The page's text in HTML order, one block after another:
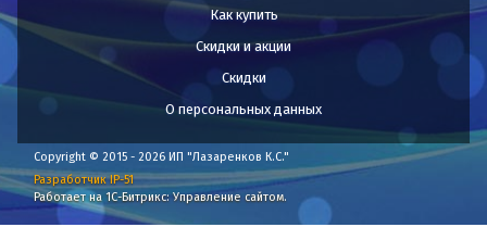
Как купить
Скидки и акции
Скидки
О персональных данных
Copyright © 2015 - 2026 ИП "Лазаренков К.С."
Разработчик IP-51
Работает на 1С-Битрикс: Управление сайтом.